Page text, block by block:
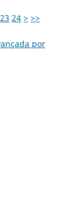
23 24 > >>
por